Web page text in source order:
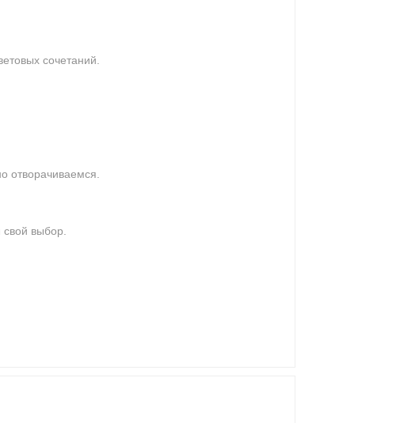
сочетаний.
отворачиваемся.
свой выбор.